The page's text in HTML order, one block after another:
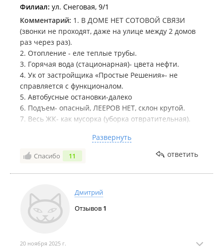
Филиал: ул. Снеговая, 9/1
Комментарий: 1. В ДОМЕ НЕТ СОТОВОЙ СВЯЗИ
(звонки не проходят, даже на улице между 2 домов
раз через раз).
2. Отопление - еле теплые трубы.
3. Горячая вода (стационарная)- цвета нефти.
4. Ук от застройщика «Простые Решения»- не
справляется с функционалом.
5. Автобусные остановки-далеко
6. Подъем- опасный, ЛЕЕРОВ НЕТ, склон крутой.
7. Весь ЖК- как мусорка (уборка отвратительная).
уже оплачиваются (суммы непонятные ,представить
Ук «Поостые Решения»- ОТ ЗАСТРОЙЩИКА, на
контакт не идёт вопросы дома толком не решаются.
9. Квитанции за вод и свет не приходят уже 3
10. У консьержа нет мониторов и камер видео
наблюдения (смысл его не ясен).
11. ПАРКОВКИ НЕХВАТАЕТ
13. Отвратительные вазоны-как гробницы, куски
Развернуть
Спасибо 11 ответить
Дмитрий
Отзывов 1
20 ноября 2025 г.